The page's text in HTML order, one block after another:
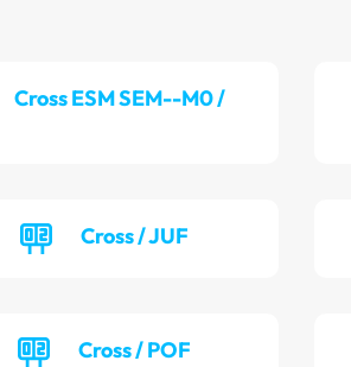
Cross ESM SEM--M0 /
Cross / JUF
Cross / POF